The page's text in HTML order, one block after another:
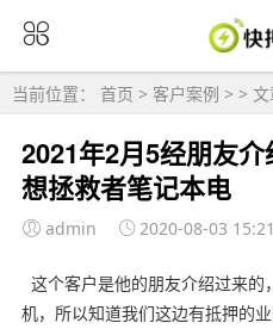
当前位置： 首页 > 客户案例 > >
2021年2月5经朋友
想拯救者笔记本电
admin 2020-08-03 15:21
这个客户是他的朋友介绍过来
机，所以知道我们这边有抵押的